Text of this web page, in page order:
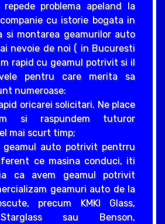
problema apeland la
cu istorie bogata in
si montarea geamurilor auto
nevoie de noi ( in Bucuresti
rapid cu geamul potrivit si il
pentru care merita sa
numeroase:
oricarei solicitari. Ne place
si raspundem tuturor
mai scurt timp;
geamul auto potrivit pentrru
ce masina conduci, iti
ca avem geamul potrivit
geamuri auto de la
precum KMKI Glass,
Starglass sau Benson,